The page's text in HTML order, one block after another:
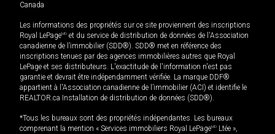
Canada
Les informations des propriétés sur ce site proviennent des inscriptions
Royal LePageMD et du service de distribution de données de l'Association
canadienne de l’immobilier (SDD®). SDD® met en référence des
inscriptions tenues par des agences immobilières autres que Royal
LePage et ses distributeurs. L'exactitude de l'information n'est pas
garantie et devrait être indépendamment vérifiée. La marque DDF®
appartient à l'Association canadienne de l’immobilier (ACI) et identifie le
REALTOR.ca Installation de distribution de données (SDD®).
*Tous les bureaux sont des propriétés indépendantes. Les bureaux
comprenant la mention « Services immobiliers Royal LePageMD Ltée »,